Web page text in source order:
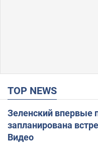
TOP NEWS
Зеленский впервые
запланирована
Видео